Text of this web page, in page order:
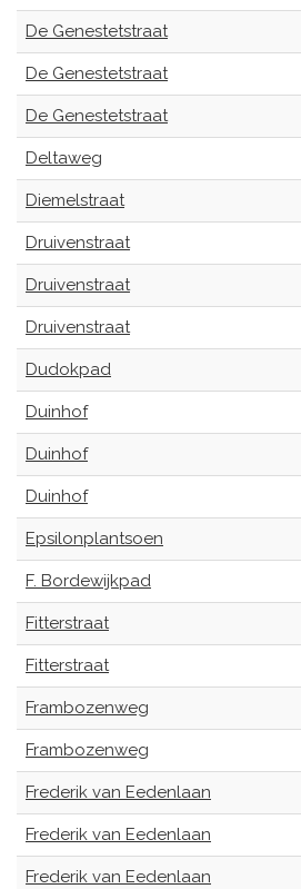
De Genestetstraat
De Genestetstraat
De Genestetstraat
Deltaweg
Diemelstraat
Druivenstraat
Druivenstraat
Druivenstraat
Dudokpad
Duinhof
Duinhof
Duinhof
Epsilonplantsoen
F. Bordewijkpad
Fitterstraat
Fitterstraat
Frambozenweg
Frambozenweg
Frederik van Eedenlaan
Frederik van Eedenlaan
Frederik van Eedenlaan